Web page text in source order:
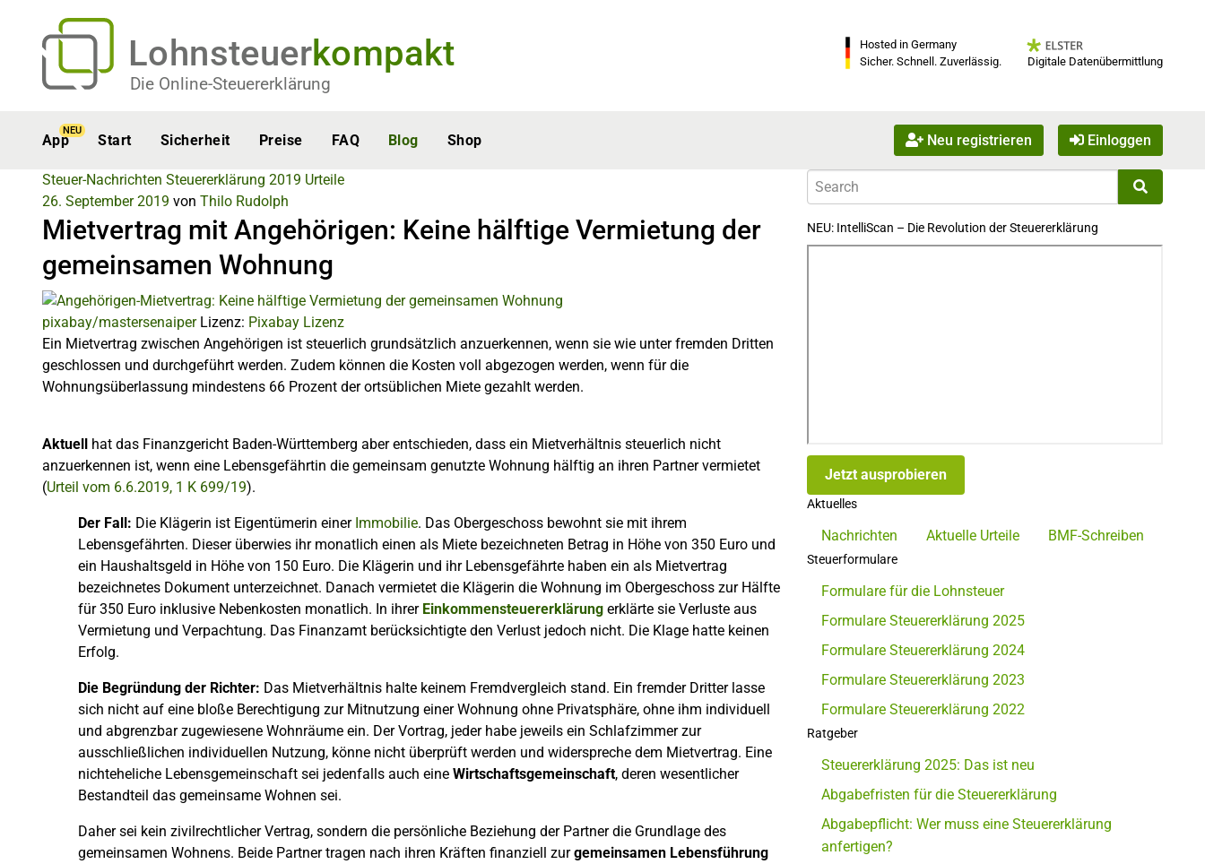
Lohnsteuerkompakt
Die Online-Steuererklärung
Hosted in Germany
Sicher. Schnell. Zuverlässig.
Digitale Datenübermittlung
App
NEU
Start Sicherheit Preise FAQ Blog Shop Neu registrieren Einloggen
Steuer-Nachrichten Steuererklärung 2019 Urteile
26. September 2019 von Thilo Rudolph
Mietvertrag mit Angehörigen: Keine hälftige Vermietung der
gemeinsamen Wohnung
pixabay/mastersenaiperLizenz: Pixabay Lizenz
Ein Mietvertrag zwischen Angehörigen ist steuerlich grundsätzlich anzuerkennen, wenn sie wie unter fremden Dritten
geschlossen und durchgeführt werden. Zudem können die Kosten voll abgezogen werden, wenn für die
Wohnungsüberlassung mindestens 66 Prozent der ortsüblichen Miete gezahlt werden.
Aktuell hat das Finanzgericht Baden-Württemberg aber entschieden, dass ein Mietverhältnis steuerlich nicht
anzuerkennen ist, wenn eine Lebensgefährtin die gemeinsam genutzte Wohnung hälftig an ihren Partner vermietet
(Urteil vom 6.6.2019, 1 K 699/19).
Der Fall: Die Klägerin ist Eigentümerin einer Immobilie. Das Obergeschoss bewohnt sie mit ihrem
Lebensgefährten. Dieser überwies ihr monatlich einen als Miete bezeichneten Betrag in Höhe von 350 Euro und
ein Haushaltsgeld in Höhe von 150 Euro. Die Klägerin und ihr Lebensgefährte haben ein als Mietvertrag
bezeichnetes Dokument unterzeichnet. Danach vermietet die Klägerin die Wohnung im Obergeschoss zur Hälfte
für 350 Euro inklusive Nebenkosten monatlich. In ihrer Einkommensteuererklärung erklärte sie Verluste aus
Vermietung und Verpachtung. Das Finanzamt berücksichtigte den Verlust jedoch nicht. Die Klage hatte keinen
Erfolg.
Die Begründung der Richter: Das Mietverhältnis halte keinem Fremdvergleich stand. Ein fremder Dritter lasse
sich nicht auf eine bloße Berechtigung zur Mitnutzung einer Wohnung ohne Privatsphäre, ohne ihm individuell
und abgrenzbar zugewiesene Wohnräume ein. Der Vortrag, jeder habe jeweils ein Schlafzimmer zur
ausschließlichen individuellen Nutzung, könne nicht überprüft werden und widerspreche dem Mietvertrag. Eine
nichteheliche Lebensgemeinschaft sei jedenfalls auch eine Wirtschaftsgemeinschaft, deren wesentlicher
Bestandteil das gemeinsame Wohnen sei.
Daher sei kein zivilrechtlicher Vertrag, sondern die persönliche Beziehung der Partner die Grundlage des
gemeinsamen Wohnens. Beide Partner tragen nach ihren Kräften finanziell zurgemeinsamen Lebensführung
NEU: IntelliScan – Die Revolution der Steuererklärung
Jetzt ausprobieren
Aktuelles
Nachrichten Aktuelle Urteile BMF-Schreiben
Steuerformulare
Formulare für die Lohnsteuer
Formulare Steuererklärung 2025
Formulare Steuererklärung 2024
Formulare Steuererklärung 2023
Formulare Steuererklärung 2022
Ratgeber
Steuererklärung 2025: Das ist neu
Abgabefristen für die Steuererklärung
Abgabepflicht: Wer muss eine Steuererklärung
anfertigen?